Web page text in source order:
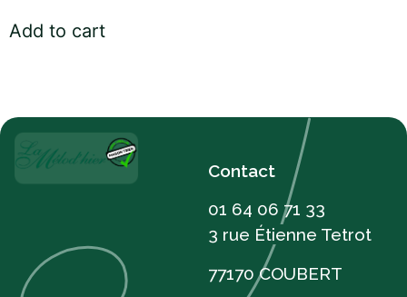
Add to cart
Contact
01 64 06 71 33
3 rue Étienne Tetrot
77170 COUBERT